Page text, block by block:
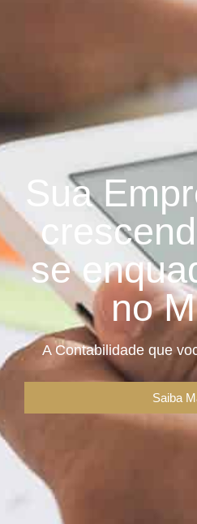
Sua
se
no
A Contabilidade que
Saiba